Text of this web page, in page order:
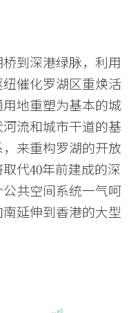
到深港绿脉，利用
催化罗湖区重焕活
地重塑为基本的城
流和城市干道的基
来重构罗湖的开放
代40年前建成的深
共空间系统一气呵
延伸到香港的大型